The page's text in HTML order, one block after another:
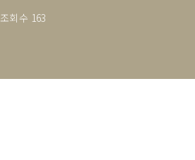
조회수 163